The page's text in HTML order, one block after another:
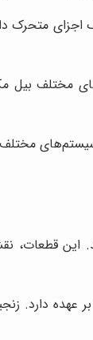
متحرک
مختلف بیل
مختلف
قطعات،
دارد.